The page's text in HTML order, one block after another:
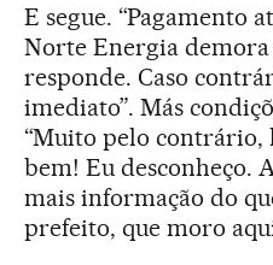
E segue. “Pagamento
Norte Energia demora
responde. Caso
imediato”. Más
“Muito pelo contrário,
bem! Eu desconheço.
mais informação do
prefeito, que moro